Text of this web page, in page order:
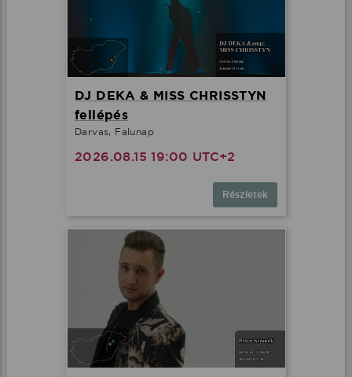
DJ DEKA & MISS CHRISSTYN
fellépés
Darvas, Falunap
2026.08.15 19:00 UTC+2
Részletek